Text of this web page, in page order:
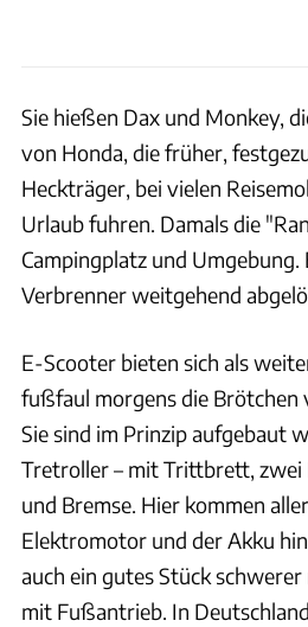
Sie hießen Dax und Monkey,
von Honda, die früher,
Heckträger, bei vielen
Urlaub fuhren. Damals die
Campingplatz und Umgebung.
Verbrenner weitgehend
E-Scooter bieten sich als
fußfaul morgens die Brötchen
Sie sind im Prinzip aufgebaut
Tretroller – mit Trittbrett, zwei
und Bremse. Hier kommen
Elektromotor und der Akku
auch ein gutes Stück
mit Fußantrieb. In